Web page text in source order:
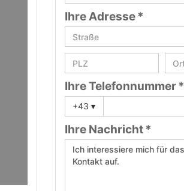
Ihre Adresse *
Ihre Telefonnummer *
+43 ▾
Ihre Nachricht *